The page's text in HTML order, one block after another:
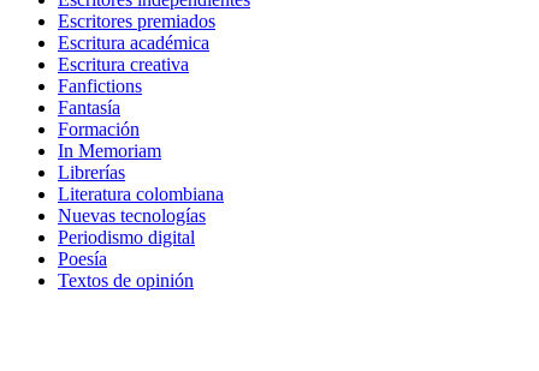
Escritores premiados
Escritura académica
Escritura creativa
Fanfictions
Fantasía
Formación
In Memoriam
Librerías
Literatura colombiana
Nuevas tecnologías
Periodismo digital
Poesía
Textos de opinión